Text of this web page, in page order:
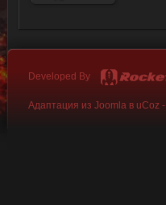
Developed By
Адаптация из Joomla в uCoz -